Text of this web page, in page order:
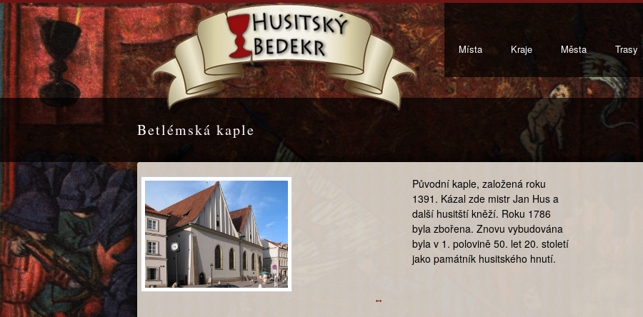
Místa Kraje Města Trasy
Betlémská kaple
↔
Původní kaple, založená roku
1391. Kázal zde mistr Jan Hus a
další husitští kněží. Roku 1786
byla zbořena. Znovu vybudována
byla v 1. polovině 50. let 20. století
jako památník husitského hnutí.